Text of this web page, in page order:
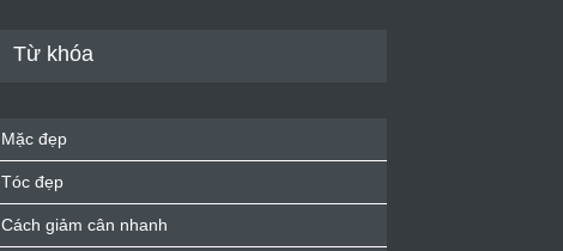
nữ 40+
Thời trang nữ 21/10/2025
Từ khóa
Mặc đẹp
Tóc đẹp
Cách giảm cân nhanh